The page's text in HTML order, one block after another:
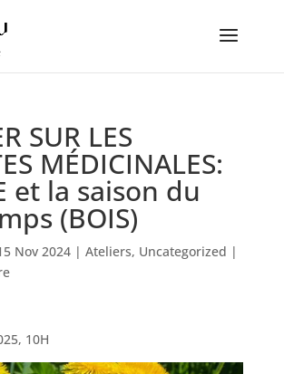
SUR LES
MÉDICINALES:
et la saison du
(BOIS)
Nov 2024| Ateliers, Uncategorized |
10H